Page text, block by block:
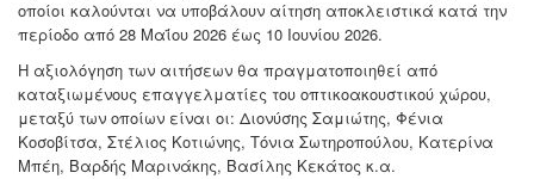
οποίοι καλούνται να υποβάλουν αίτηση αποκλειστικά κατά την
περίοδο από 28 Μαΐου 2026 έως 10 Ιουνίου 2026.
Η αξιολόγηση των αιτήσεων θα πραγματοποιηθεί από
καταξιωμένους επαγγελματίες του οπτικοακουστικού χώρου,
μεταξύ των οποίων είναι οι: Διονύσης Σαμιώτης, Φένια
Κοσοβίτσα, Στέλιος Κοτιώνης, Τόνια Σωτηροπούλου, Κατερίνα
Μπέη, Βαρδής Μαρινάκης, Βασίλης Κεκάτος κ.α.